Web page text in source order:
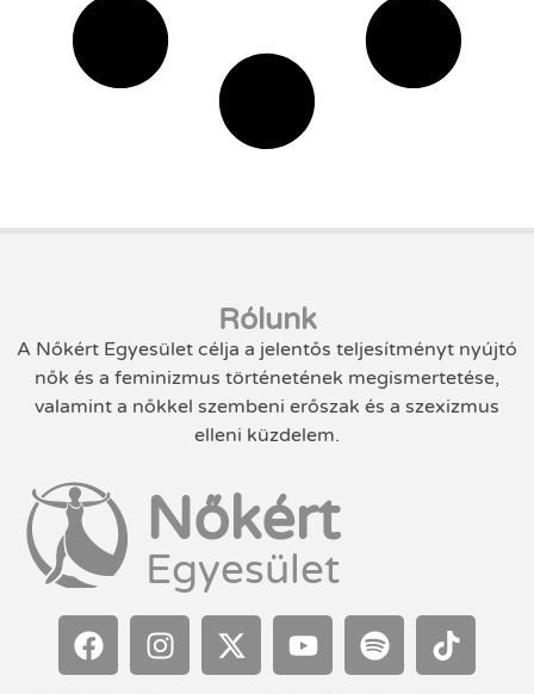
Rólunk
A Nőkért Egyesület célja a jelentős teljesítményt nyújtó
nők és a feminizmus történetének megismertetése,
valamint a nőkkel szembeni erőszak és a szexizmus
elleni küzdelem.
Nőkért
Egyesület